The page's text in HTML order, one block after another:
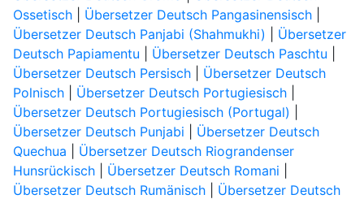
Ossetisch| Übersetzer Deutsch Pangasinensisch|
Übersetzer Deutsch Panjabi (Shahmukhi)
Übersetzer
Deutsch Papiamentu
Übersetzer Deutsch Paschtu
Übersetzer Deutsch Persisch| Übersetzer Deutsch
Polnisch| Übersetzer Deutsch Portugiesisch|
Übersetzer Deutsch Portugiesisch (Portugal)
Übersetzer Deutsch Punjabi
Übersetzer Deutsch
Quechua
Übersetzer Deutsch Riograndenser
Hunsrückisch| Übersetzer Deutsch Romani
Übersetzer Deutsch Rumänisch| Übersetzer Deutsch